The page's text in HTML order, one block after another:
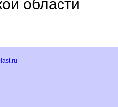
области